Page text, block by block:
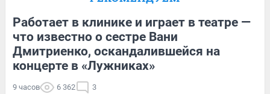
Работает в клинике и играет в театре —
что известно о сестре Вани
Дмитриенко, оскандалившейся на
концерте в «Лужниках»
9 часов 6 362 3